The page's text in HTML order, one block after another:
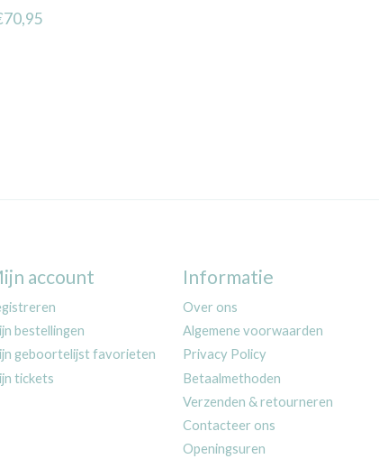
account
bestellingen
geboortelijst favorieten
tickets
Informatie
Over ons
Algemene voorwaarden
Privacy Policy
Betaalmethoden
Verzenden & retourneren
Contacteer ons
Openingsuren